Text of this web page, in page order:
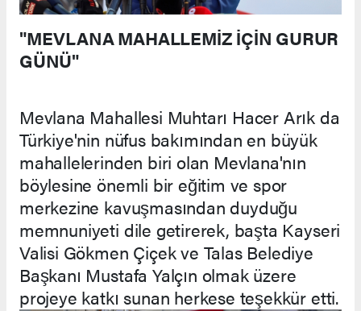
"MEVLANA MAHALLEMİZ İÇİN GURUR
GÜNÜ"
Mevlana Mahallesi Muhtarı Hacer Arık da
Türkiye'nin nüfus bakımından en büyük
mahallelerinden biri olan Mevlana'nın
böylesine önemli bir eğitim ve spor
merkezine kavuşmasından duyduğu
memnuniyeti dile getirerek, başta Kayseri
Valisi Gökmen Çiçek ve Talas Belediye
Başkanı Mustafa Yalçın olmak üzere
projeye katkı sunan herkese teşekkür etti.